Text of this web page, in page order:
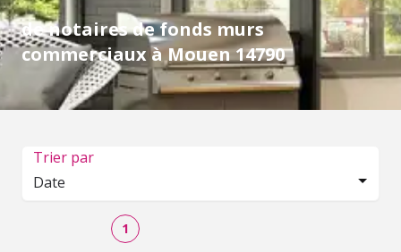
de notaires de fonds murs
commerciaux à Mouen 14790
Trier par
Date
1